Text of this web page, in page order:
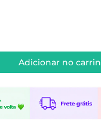
Adicionar no